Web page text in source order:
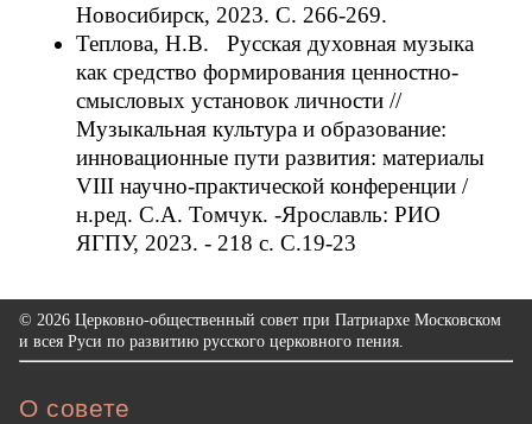
Новосибирск, 2023. С. 266-269.
Теплова, Н.В. Русская духовная музыка
как средство формирования ценностно-
смысловых установок личности //
Музыкальная культура и образование:
инновационные пути развития: материалы
VIII научно-практической конференции /
н.ред. С.А. Томчук. -Ярославль: РИО
ЯГПУ, 2023. - 218 с. С.19-23
© 2026 Церковно-общественный совет при Патриархе Московском
и всея Руси по развитию русского церковного пения.
О совете